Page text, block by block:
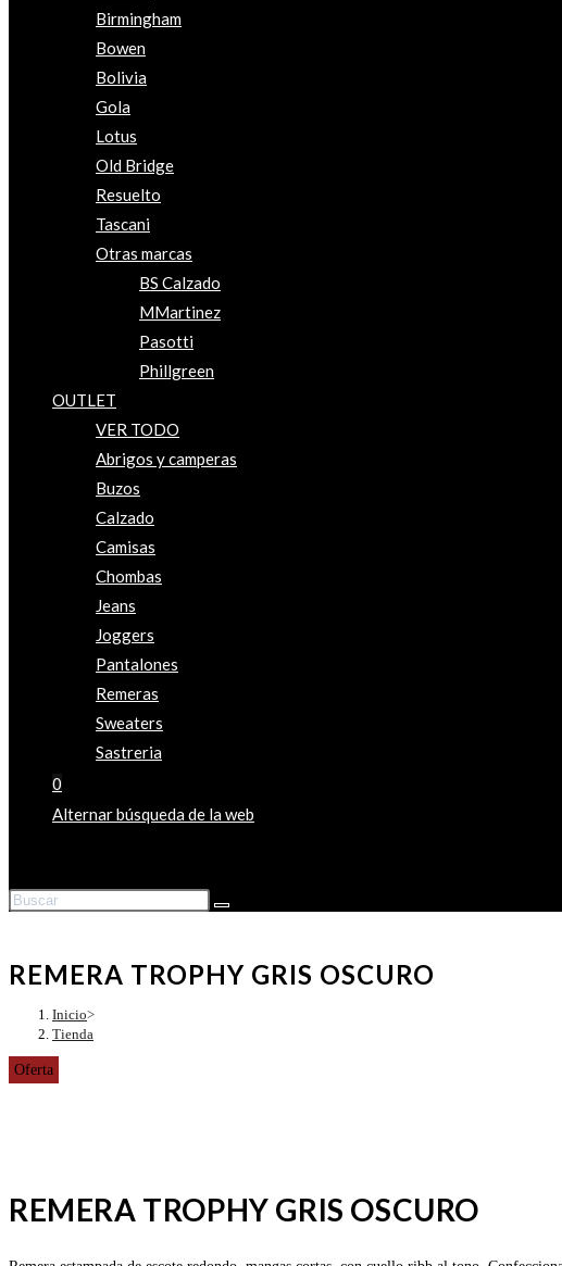
Birmingham
Bowen
Bolivia
Gola
Lotus
Old Bridge
Resuelto
Tascani
Otras marcas
BS Calzado
MMartinez
Pasotti
Phillgreen
OUTLET
VER TODO
Abrigos y camperas
Buzos
Calzado
Camisas
Chombas
Jeans
Joggers
Pantalones
Remeras
Sweaters
Sastreria
0
Alternar búsqueda de la web
REMERA TROPHY GRIS OSCURO
Inicio>
Tienda
Oferta
REMERA TROPHY GRIS OSCURO